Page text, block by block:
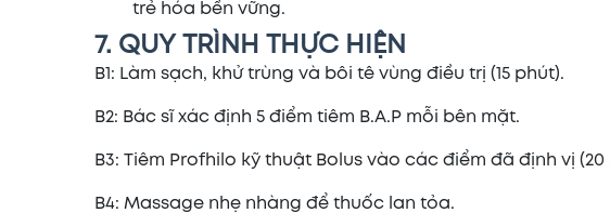
trẻ hóa bền vững.
7. QUY TRÌNH THỰC HIỆN
B1: Làm sạch, khử trùng và bôi tê vùng điều trị (15 phút).
B2: Bác sĩ xác định 5 điểm tiêm B.A.P mỗi bên mặt.
B3: Tiêm Profhilo kỹ thuật Bolus vào các điểm đã định vị (20
B4: Massage nhẹ nhàng để thuốc lan tỏa.